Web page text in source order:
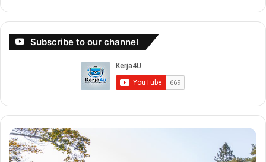
3304
1. Apabila jiran memasing radio dengan kuat, biasanya saya
Subscribe to our channel
Buat
5-
6